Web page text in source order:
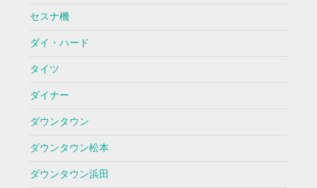
セスナ機
ダイ・ハード
タイツ
ダイナー
ダウンタウン
ダウンタウン松本
ダウンタウン浜田